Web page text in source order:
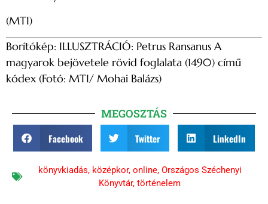
(MTI)
Borítókép: ILLUSZTRÁCIÓ: Petrus Ransanus A
magyarok bejövetele rövid foglalata (1490) című
kódex (Fotó: MTI/ Mohai Balázs)
MEGOSZTÁS
Facebook Twitter LinkedIn
könyvkiadás, középkor, online, Országos Széchenyi
Könyvtár, történelem